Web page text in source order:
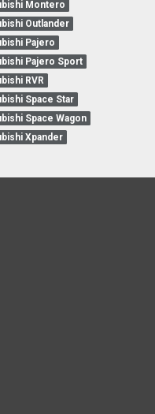
Montero
Outlander
Pajero
Pajero Sport
RVR
Space Star
Space Wagon
Xpander